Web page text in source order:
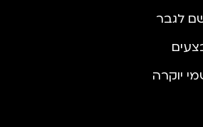
לגבר
יוקרה